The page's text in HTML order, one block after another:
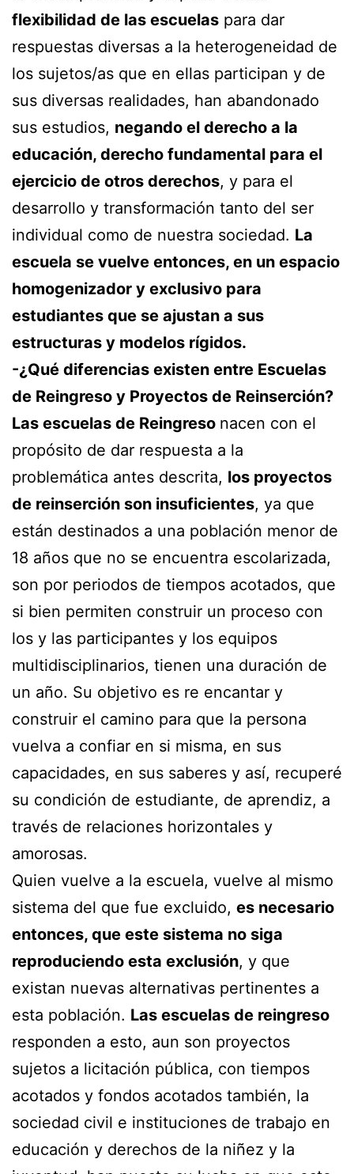
flexibilidad de las escuelas para dar
respuestas diversas a la heterogeneidad de
los sujetos/as que en ellas participan y de
sus diversas realidades, han abandonado
sus estudios, negando el derecho a la
educación, derecho fundamental para el
ejercicio de otros derechos, y para el
desarrollo y transformación tanto del ser
individual como de nuestra sociedad. La
escuela se vuelve entonces, en un espacio
homogenizador y exclusivo para
estudiantes que se ajustan a sus
estructuras y modelos rígidos.
-¿Qué diferencias existen entre Escuelas
de Reingreso y Proyectos de Reinserción?
Las escuelas de Reingreso nacen con el
propósito de dar respuesta a la
problemática antes descrita, los proyectos
de reinserción son insuficientes, ya que
están destinados a una población menor de
18 años que no se encuentra escolarizada,
son por periodos de tiempos acotados, que
si bien permiten construir un proceso con
los y las participantes y los equipos
multidisciplinarios, tienen una duración de
un año. Su objetivo es re encantar y
construir el camino para que la persona
vuelva a confiar en si misma, en sus
capacidades, en sus saberes y así, recuperé
su condición de estudiante, de aprendiz, a
través de relaciones horizontales y
amorosas.
Quien vuelve a la escuela, vuelve al mismo
sistema del que fue excluido, es necesario
entonces, que este sistema no siga
reproduciendo esta exclusión, y que
existan nuevas alternativas pertinentes a
esta población. Las escuelas de reingreso
responden a esto, aun son proyectos
sujetos a licitación pública, con tiempos
acotados y fondos acotados también, la
sociedad civil e instituciones de trabajo en
educación y derechos de la niñez y la